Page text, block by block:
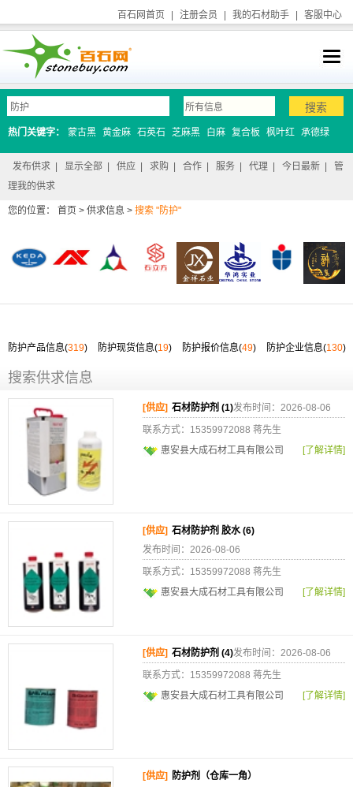
百石网首页 注册会员 我的石材助手 客服中心
热门关键字： 蒙古黑 黄金麻 石英石 芝麻黑 白麻 复合板 枫叶红 承德绿
发布供求 显示全部 供应 求购 合作 服务 代理 今日最新
管
理我的供求
您的位置： 首页 > 供求信息 > 搜索 "防护"
防护产品信息(319) 防护现货信息(19) 防护报价信息(49) 防护企业信息(130)
搜索供求信息
[供应] 石材防护剂 (1)发布时间：2026-08-06
联系方式：15359972088 蒋先生
惠安县大成石材工具有限公司
[了解详情]
[供应] 石材防护剂 胶水 (6)
发布时间：2026-08-06
联系方式：15359972088 蒋先生
惠安县大成石材工具有限公司
[了解详情]
[供应] 石材防护剂 (4)发布时间：2026-08-06
联系方式：15359972088 蒋先生
惠安县大成石材工具有限公司
[了解详情]
[供应] 防护剂（仓库一角）